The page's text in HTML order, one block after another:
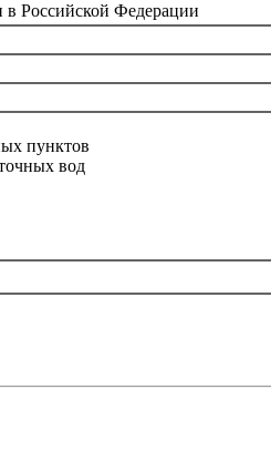
в Российской Федерации
пунктов
вод